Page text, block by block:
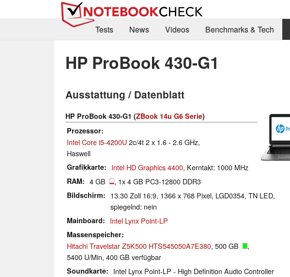
Tests
News Videos Benchmarks & Tech
HP ProBook 430-G1
Ausstattung / Datenblatt
HP ProBook 430-G1 (ZBook 14u G6 Serie)
Prozessor
Intel Core i5-4200U2c/4t 2 x 1.6 - 2.6 GHz,
Haswell
Grafikkarte Intel HD Graphics 4400, Kerntakt: 1000 MHz
RAM 4 GB , 1x 4 GB PC3-12800 DDR3
Bildschirm
13.30 Zoll 16:9, 1366 x 768 Pixel, LGD0354, TN LED,
spiegelnd: nein
Mainboard Intel Lynx Point-LP
Massenspeicher
Hitachi Travelstar Z5K500 HTS545050A7E380, 500 GB
,
5400 U/Min, 400 GB verfügbar
Soundkarte Intel Lynx Point-LP - High Definition Audio Controller